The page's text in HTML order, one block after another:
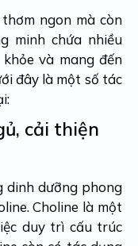
ngon mà còn
minh chứa nhiều
và mang đến
đây là một số tác
cải thiện
dinh dưỡng phong
Choline là một
duy trì cấu trúc